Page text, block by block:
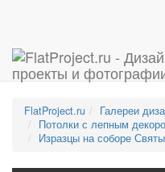
FlatProject.ru
Галереи
Потолки с лепным
Изразцы на соборе